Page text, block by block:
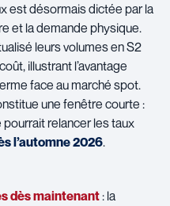
est désormais dictée par la
et la demande physique.
leurs volumes en S2
illustrant l’avantage
face au marché spot.
une fenêtre courte :
relancer les taux
l’automne 2026.
dès maintenant: la